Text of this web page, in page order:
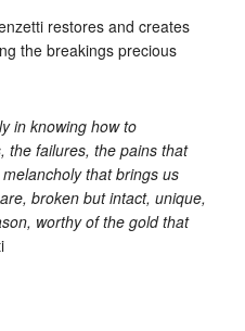
restores and creates
the breakings precious
in knowing how to
the failures, the pains that
that brings us
broken but intact, unique,
worthy of the gold that